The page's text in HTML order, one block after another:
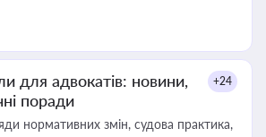
для адвокатів: новини,
поради
+24
нормативних змін, судова практика,